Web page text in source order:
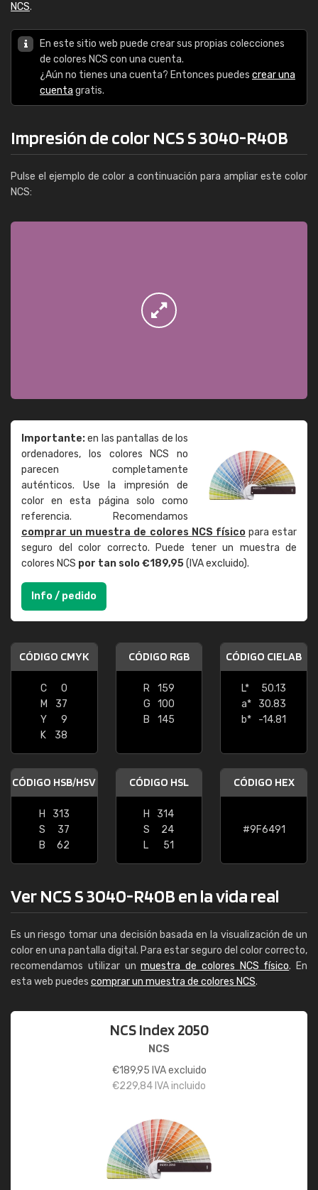
NCS.
En este sitio web puede crear sus propias colecciones
de colores NCS con una cuenta.
¿Aún no tienes una cuenta? Entonces puedes crear una
cuenta gratis.
Impresión de color NCS S 3040-R40B
Pulse el ejemplo de color a continuación para ampliar este color
NCS:
Importante:en las pantallas de los
ordenadores, los colores NCS no
parecen completamente
auténticos. Use la impresión de
color en esta página solo como
referencia. Recomendamos
comprar un muestra de colores NCS físicopara estar
seguro del color correcto. Puede tener un muestra de
colores NCS por tan solo €189,95(IVA excluido).
Info / pedido
CÓDIGO CMYK
C
0
M
37
Y
9
K
38
CÓDIGO RGB
R
159
G
100
B
145
CÓDIGO CIELAB
L*
50.13
a*
30.83
b*
-14.81
CÓDIGO HSB/HSV
H
313
S
37
B
62
CÓDIGO HSL
H
314
S
24
L
51
CÓDIGO HEX
#9F6491
Ver NCS S 3040-R40B en la vida real
Es un riesgo tomar una decisión basada en la visualización de un
color en una pantalla digital. Para estar seguro del color correcto,
recomendamos utilizar unmuestra de colores NCS físico. En
esta web puedes comprar un muestra de colores NCS.
NCS Index 2050
NCS
€189,95 IVA excluido
€229,84 IVA incluido